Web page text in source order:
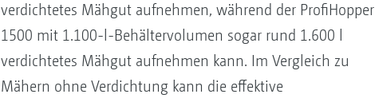
verdichtetes Mähgut aufnehmen, während der ProfiHopper
1500 mit 1.100-l-Behältervolumen sogar rund 1.600 l
verdichtetes Mähgut aufnehmen kann. Im Vergleich zu
Mähern ohne Verdichtung kann die effektive